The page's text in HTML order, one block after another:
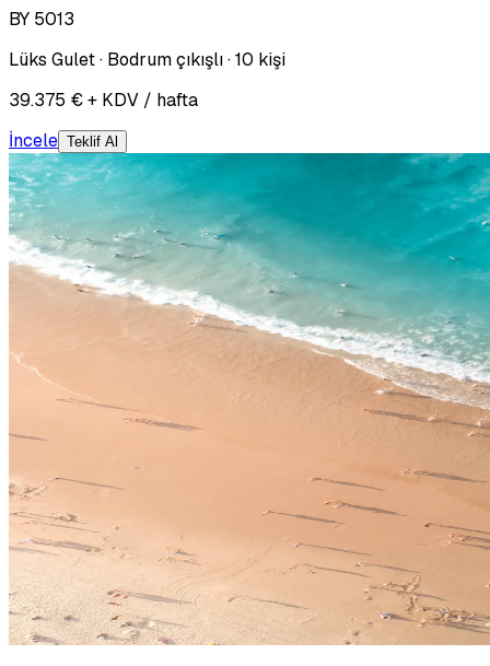
BY 5013
Lüks Gulet · Bodrum çıkışlı · 10 kişi
39.375 € + KDV / hafta
İncele Teklif Al